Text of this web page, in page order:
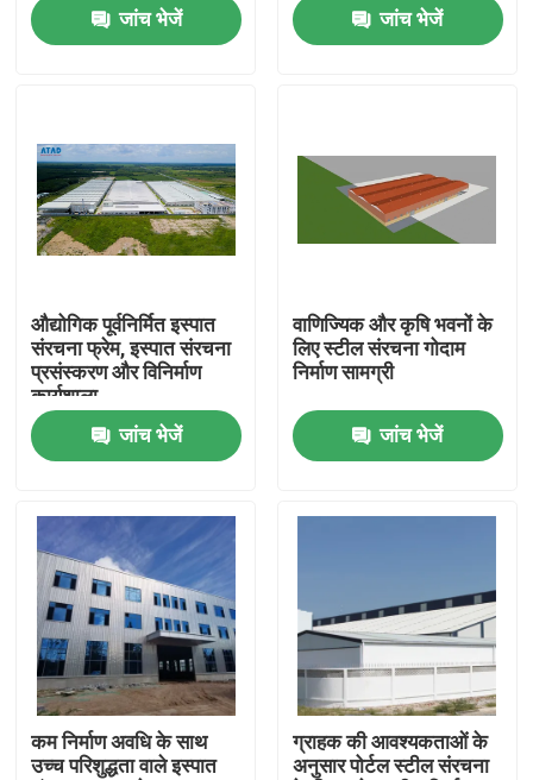
उत्पादों
वीडियो
हमारे बारे में
कारखाना भ्रमण
गुणवत्ता नियंत्रण
एक उद्धरण का अनुरोध करें
इस्पात संरचना गोदाम
इस्पात संरचना कार्यशाला
हल्के इस्पात संरचना
जांच भेजें जांच भेजें
औद्योगिक पूर्वनिर्मित इस्पात
संरचना फ्रेम, इस्पात संरचना
प्रसंस्करण और विनिर्माण
कार्यशाला
जांच भेजें
वाणिज्यिक और कृषि भवनों के
लिए स्टील संरचना गोदाम
निर्माण सामग्री
जांच भेजें
कम निर्माण अवधि के साथ
उच्च परिशुद्धता वाले इस्पात
ग्राहक की आवश्यकताओं के
अनुसार पोर्टल स्टील संरचना